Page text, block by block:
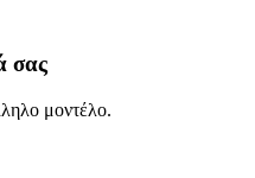
σας
μοντέλο.